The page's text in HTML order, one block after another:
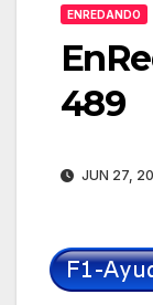
ENREDANDO
489
JUN 27,